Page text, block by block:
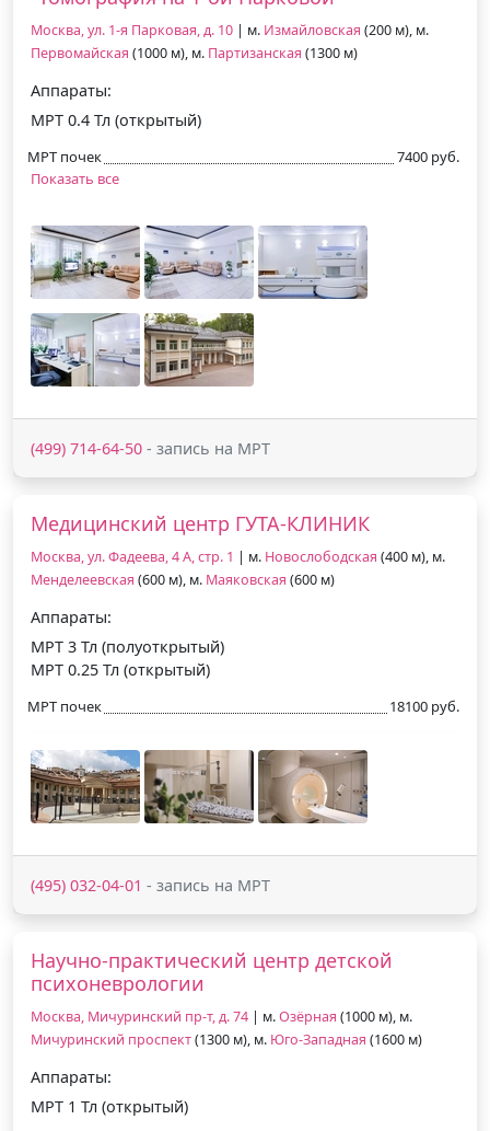
Москва, ул. 1-я Парковая, д. 10 | м. Измайловская (200 м), м.
Первомайская (1000 м), м. Партизанская (1300 м)
Аппараты:
МРТ 0.4 Тл (открытый)
МРТ почек
7400 руб.
Показать все
(499) 714-64-50 - запись на МРТ
Медицинский центр ГУТА-КЛИНИК
Москва, ул. Фадеева, 4 А, стр. 1 | м. Новослободская (400 м), м.
Менделеевская (600 м), м. Маяковская (600 м)
Аппараты:
МРТ 3 Тл (полуоткрытый)
МРТ 0.25 Тл (открытый)
МРТ почек 18100 руб.
(495) 032-04-01 - запись на МРТ
Научно-практический центр детской
психоневрологии
Москва, Мичуринский пр-т, д. 74 | м.Озёрная (1000 м), м.
Мичуринский проспект(1300 м), м. Юго-Западная (1600 м)
Аппараты:
МРТ 1 Тл (открытый)